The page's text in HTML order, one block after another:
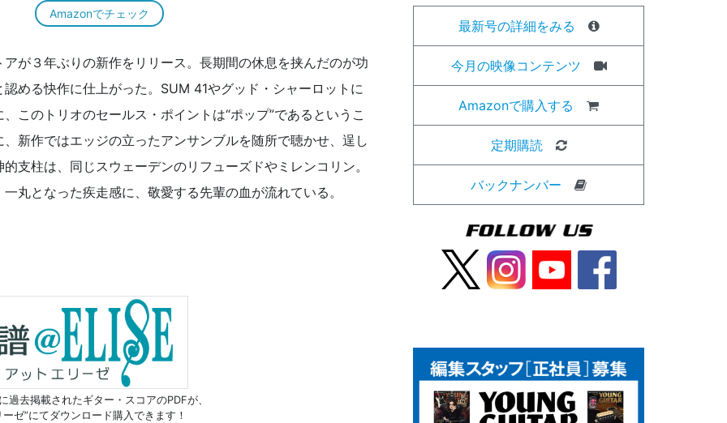
Amazonでチェック
が３年ぶりの新作をリリース。長期間の休息を挟んだのが功
める快作に仕上がった。SUM 41やグッド・シャーロットに
このトリオのセールス・ポイントは“ポップ”であるというこ
新作ではエッジの立ったアンサンブルを随所で聴かせ、逞し
支柱は、同じスウェーデンのリフューズドやミレンコリン。
丸となった疾走感に、敬愛する先輩の血が流れている。
過去掲載されたギター・スコアのPDFが、
ゼ”にてダウンロード購入できます！
最新号の詳細をみる
今月の映像コンテンツ
Amazonで購入する
定期購読
バックナンバー